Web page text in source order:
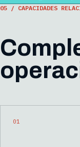
05 / CAPACIDADES
01